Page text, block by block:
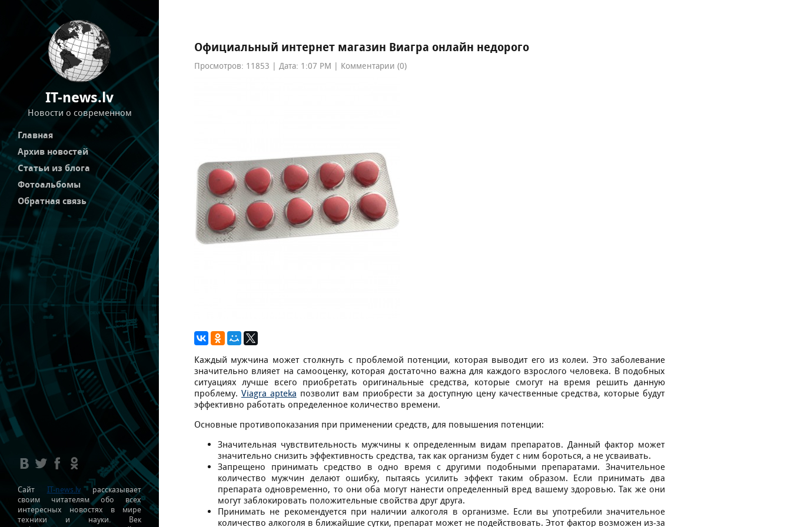
IT-news.lv
Новости о современном
Главная
Архив новостей
Статьи из блога
Фотоальбомы
Обратная связь
Сайт IT-news.lvрассказывает
своим читателям обо всех
интересных новостях в мире
техники и науки. Век
Официальный интернет магазин Виагра онлайн недорого
Просмотров: 11853 | Дата: 1:07 PM | Комментарии (0)
Каждый мужчина может столкнуть с проблемой потенции, которая выводит его из колеи. Это заболевание
значительно влияет на самооценку, которая достаточно важна для каждого взрослого человека. В подобных
ситуациях лучше всего приобретать оригинальные средства, которые смогут на время решить данную
проблему. Viagra apteka позволит вам приобрести за доступную цену качественные средства, которые будут
эффективно работать определенное количество времени.
Основные противопоказания при применении средств, для повышения потенции:
Значительная чувствительность мужчины к определенным видам препаратов. Данный фактор может
значительно снизить эффективность средства, так как организм будет с ним бороться, а не усваивать.
Запрещено принимать средство в одно время с другими подобными препаратами. Значительное
количество мужчин делают ошибку, пытаясь усилить эффект таким образом. Если принимать два
препарата одновременно, то они оба могут нанести определенный вред вашему здоровью. Так же они
могут заблокировать положительные свойства друг друга.
Принимать не рекомендуется при наличии алкоголя в организме. Если вы употребили значительное
количество алкоголя в ближайшие сутки, препарат может не подействовать. Этот фактор возможен из-за